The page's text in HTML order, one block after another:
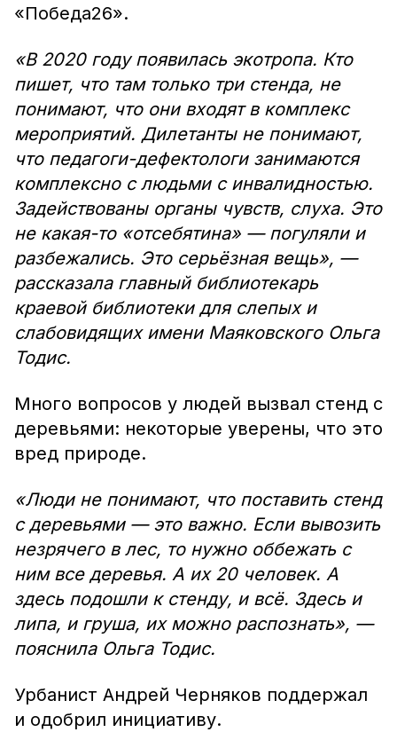
«Победа26».
«В 2020 году появилась экотропа. Кто
пишет, что там только три стенда, не
понимают, что они входят в комплекс
мероприятий. Дилетанты не понимают,
что педагоги-дефектологи занимаются
комплексно с людьми с инвалидностью.
Задействованы органы чувств, слуха. Это
не какая-то «отсебятина» — погуляли и
разбежались. Это серьёзная вещь», —
рассказала главный библиотекарь
краевой библиотеки для слепых и
слабовидящих имени Маяковского Ольга
Тодис.
Много вопросов у людей вызвал стенд с
деревьями: некоторые уверены, что это
вред природе.
«Люди не понимают, что поставить стенд
с деревьями — это важно. Если вывозить
незрячего в лес, то нужно оббежать с
ним все деревья. А их 20 человек. А
здесь подошли к стенду, и всё. Здесь и
липа, и груша, их можно распознать», —
пояснила Ольга Тодис.
Урбанист Андрей Черняков поддержал
и одобрил инициативу.